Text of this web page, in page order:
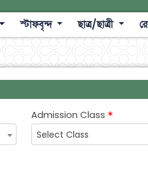
স্টাফবৃন্দ ছাত্র/ছাত্রী
Admission Class
Select Class